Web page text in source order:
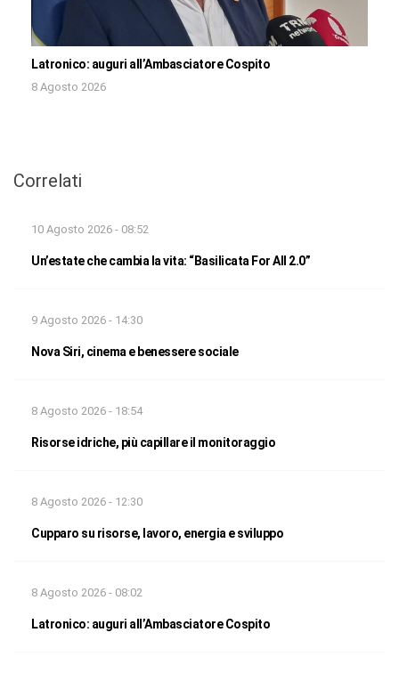
Latronico: auguri all’Ambasciatore Cospito
8 Agosto 2026
Correlati
10 Agosto 2026 - 08:52
Un’estate che cambia la vita: “Basilicata For All 2.0”
9 Agosto 2026 - 14:30
Nova Siri, cinema e benessere sociale
8 Agosto 2026 - 18:54
Risorse idriche, più capillare il monitoraggio
8 Agosto 2026 - 12:30
Cupparo su risorse, lavoro, energia e sviluppo
8 Agosto 2026 - 08:02
Latronico: auguri all’Ambasciatore Cospito